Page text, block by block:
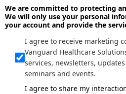
We are committed to protecting
We will only use your personal
your account and provide the
I agree to receive marketing
Vanguard Healthcare
services, newsletters,
seminars and events.
I agree to share my